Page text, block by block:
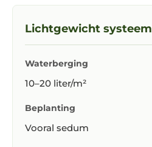
Lichtgewicht systeem
Waterberging
10–20 liter/m²
Beplanting
Vooral sedum